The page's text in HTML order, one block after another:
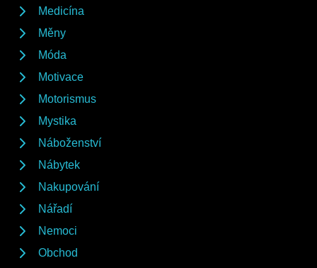
Medicína
Měny
Móda
Motivace
Motorismus
Mystika
Náboženství
Nábytek
Nakupování
Nářadí
Nemoci
Obchod